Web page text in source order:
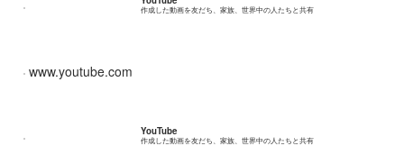
作成した動画を友だち、家族、世界中の人たちと共有
www.youtube.com
YouTube
作成した動画を友だち、家族、世界中の人たちと共有